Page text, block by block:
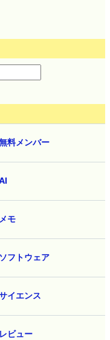
料メンバー
メモ
ソフトウェア
イエンス
レビュー